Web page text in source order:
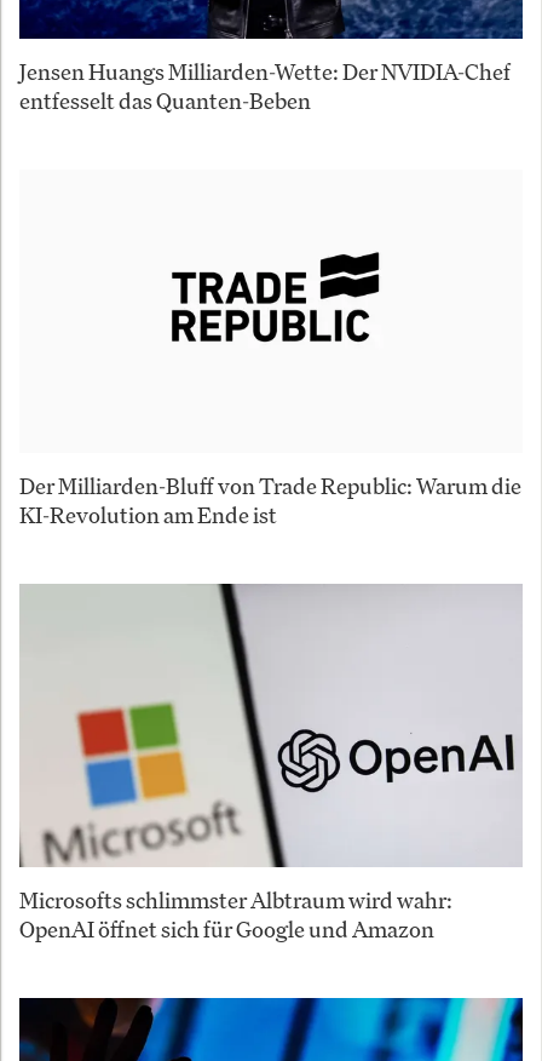
Jensen Huangs Milliarden-Wette: Der NVIDIA-Chef
entfesselt das Quanten-Beben
Der Milliarden-Bluff von Trade Republic: Warum die
KI-Revolution am Ende ist
Microsofts schlimmster Albtraum wird wahr:
OpenAI öffnet sich für Google und Amazon